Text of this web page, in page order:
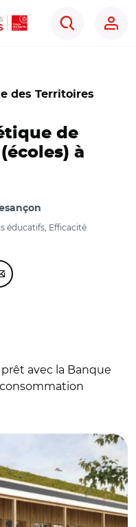
Rechercher
des Territoires
de
à
éducatifs, Efficacité
Facebook
page sur Linkedin
cette page sur Twitter
cette page sur
avec la Banque